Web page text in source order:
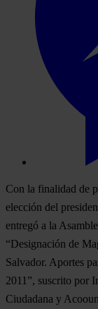
Con la finalidad de
elección del
entregó a la
“Designación de
Salvador. Aportes
2011”, suscrito por
Ciudadana y